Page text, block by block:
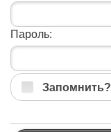
Пароль:
Запомнить?